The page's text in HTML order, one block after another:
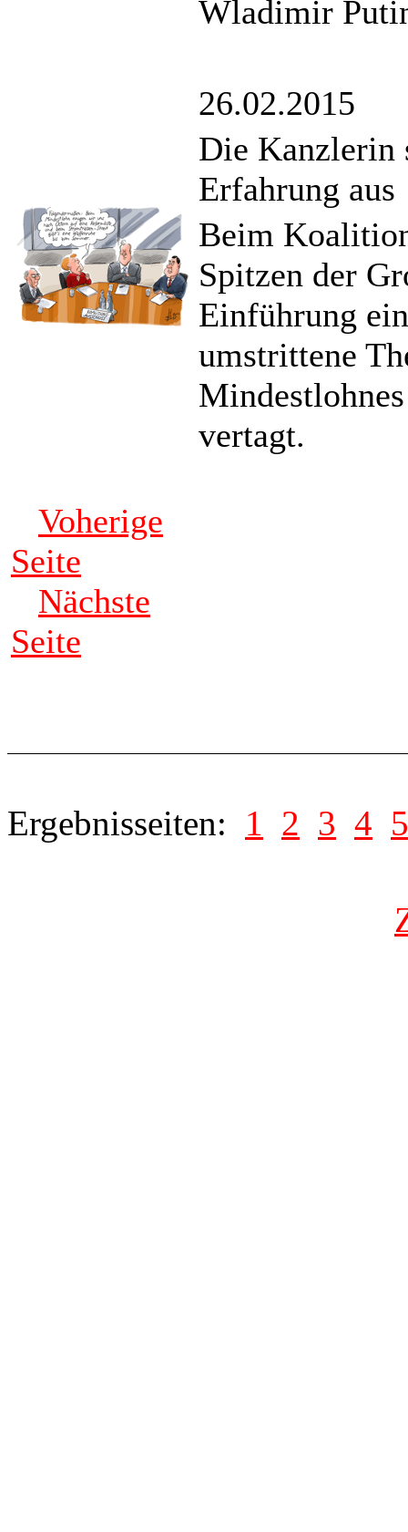
Wladimir
26.02.2015
Die Kanzlerin
Erfahrung aus
Beim
Spitzen der
Einführung
umstrittene
vertagt.
Voherige
Seite
Nächste
Seite
Ergebnisseiten: 1 2 3 4 5